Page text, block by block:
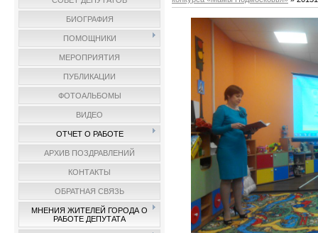
БИОГРАФИЯ
ПОМОЩНИКИ
МЕРОПРИЯТИЯ
ПУБЛИКАЦИИ
ФОТОАЛЬБОМЫ
ВИДЕО
ОТЧЕТ О РАБОТЕ
АРХИВ ПОЗДРАВЛЕНИЙ
КОНТАКТЫ
ОБРАТНАЯ СВЯЗЬ
МНЕНИЯ ЖИТЕЛЕЙ ГОРОДА О
РАБОТЕ ДЕПУТАТА